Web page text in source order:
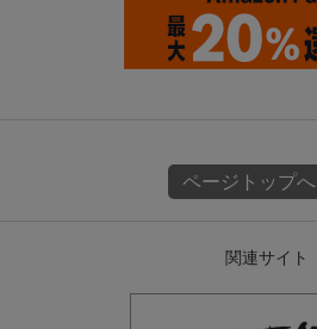
ページトップへ
関連サイト